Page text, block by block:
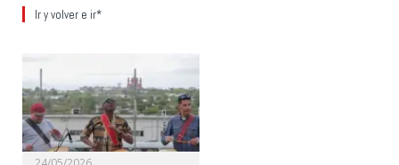
Ir y volver e ir*